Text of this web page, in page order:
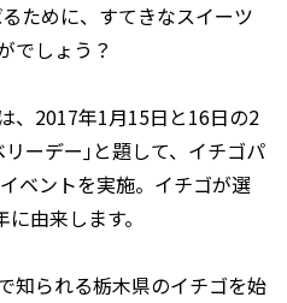
ために、すてきなスイーツ
でしょう？
、2017年1月15日と16日の2
ーデー｣と題して、イチゴパ
ベントを実施。イチゴが選
由来します。
知られる栃木県のイチゴを始